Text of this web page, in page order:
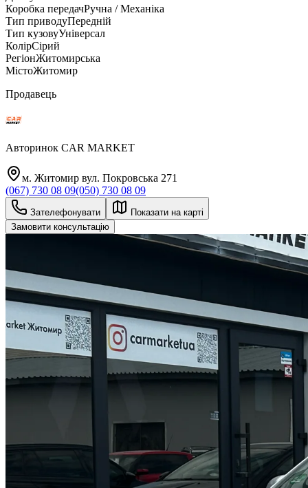
Коробка передачРучна / Механіка
Тип приводуПередній
Тип кузовуУніверсал
КолірСірий
РегіонЖитомирська
МістоЖитомир
Продавець
Авторинок CAR MARKET
м. Житомир вул. Покровська 271
(067) 730 08 09(050) 730 08 09
Зателефонувати
Показати на карті
Замовити консультацію